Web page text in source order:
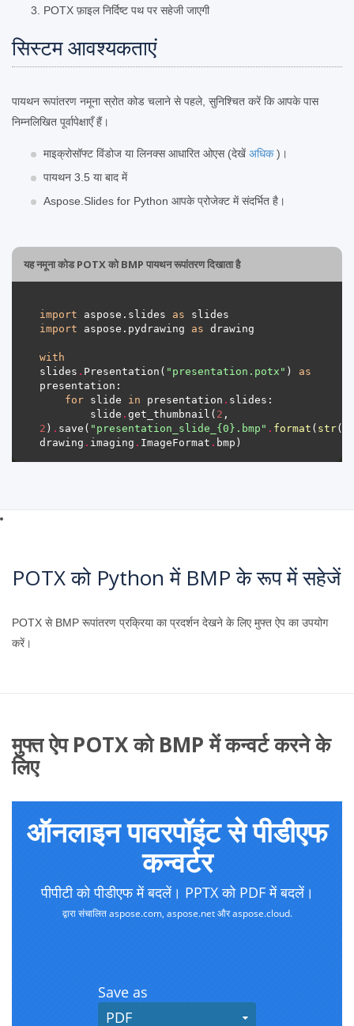
POTX फ़ाइल निर्दिष्ट पथ पर सहेजी जाएगी
सिस्टम आवश्यकताएं
पायथन रूपांतरण नमूना स्रोत कोड चलाने से पहले, सुनिश्चित करें कि आपके पास
निम्नलिखित पूर्वापेक्षाएँ हैं।
माइक्रोसॉफ्ट विंडोज या लिनक्स आधारित ओएस (देखें अधिक)।
पायथन 3.5 या बाद में
Aspose.Slides for Python आपके प्रोजेक्ट में संदर्भित है।
यह नमूना कोड POTX को BMP पायथन रूपांतरण दिखाता है
import aspose.slides as
import aspose.pydrawing as
with
slides . Presentation( "presentation.potx" ) as
for slide in presentation .
        slide
. get_thumbnail( 2
2 ) . save( "presentation_slide_ {0} .bmp" . format ( str
drawing . imaging . ImageFormat .
POTX को Python में BMP के रूप में सहेजें
POTX से BMP रूपांतरण प्रक्रिया का प्रदर्शन देखने के लिए मुफ्त ऐप का उपयोग
करें।
मुफ्त ऐप POTX को BMP में कन्वर्ट करने के
लिए